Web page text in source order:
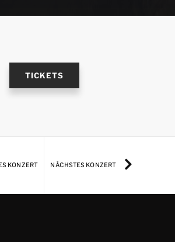
TICKETS
KONZERT NÄCHSTES KONZERT